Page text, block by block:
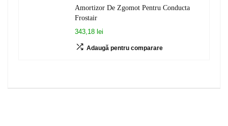
Amortizor De Zgomot Pentru Conducta
Frostair
343,18 lei
Adaugă pentru comparare